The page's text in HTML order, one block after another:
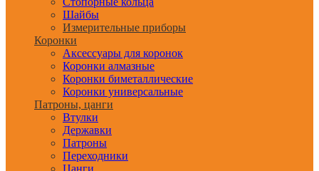
Шайбы
Измерительные приборы
Коронки
Аксессуары для коронок
Коронки алмазные
Коронки биметаллические
Коронки универсальные
Патроны, цанги
Втулки
Державки
Патроны
Переходники
Цанги